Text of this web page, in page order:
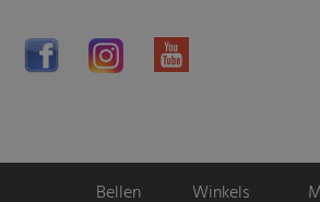
Bellen Winkels
Motorpromo.nl door ProShops